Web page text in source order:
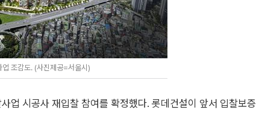
조감도. (사진제공=서울시)
업 시공사 재입찰 참여를 확정했다. 롯데건설이 앞서 입찰보증